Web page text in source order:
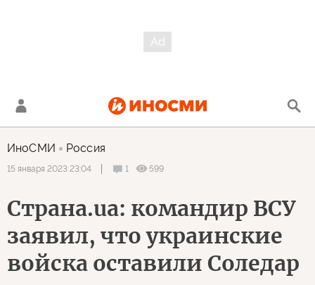
ИноСМИ Россия
15 января 2023 23:04 1 599
Страна.ua: командир ВСУ
заявил, что украинские
войска оставили Соледар